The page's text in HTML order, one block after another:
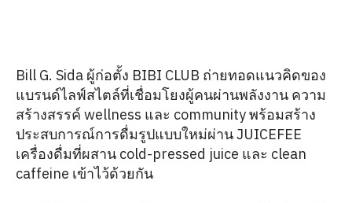
Bill G. Sida ผู้ก่อตั้ง BIBI CLUB ถ่ายทอดแนวคิดของ
แบรนด์ไลฟ์สไตล์ที่เชื่อมโยงผู้คนผ่านพลังงาน ความ
สร้างสรรค์ wellness และ community พร้อมสร้าง
ประสบการณ์การดื่มรูปแบบใหม่ผ่าน JUICEFEE
เครื่องดื่มที่ผสาน cold-pressed juice และ clean
caffeine เข้าไว้ด้วยกัน